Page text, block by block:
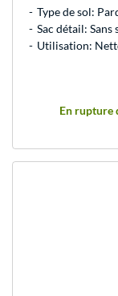
Type de sol:
Sac détail: Sans
Utilisation:
En rupture